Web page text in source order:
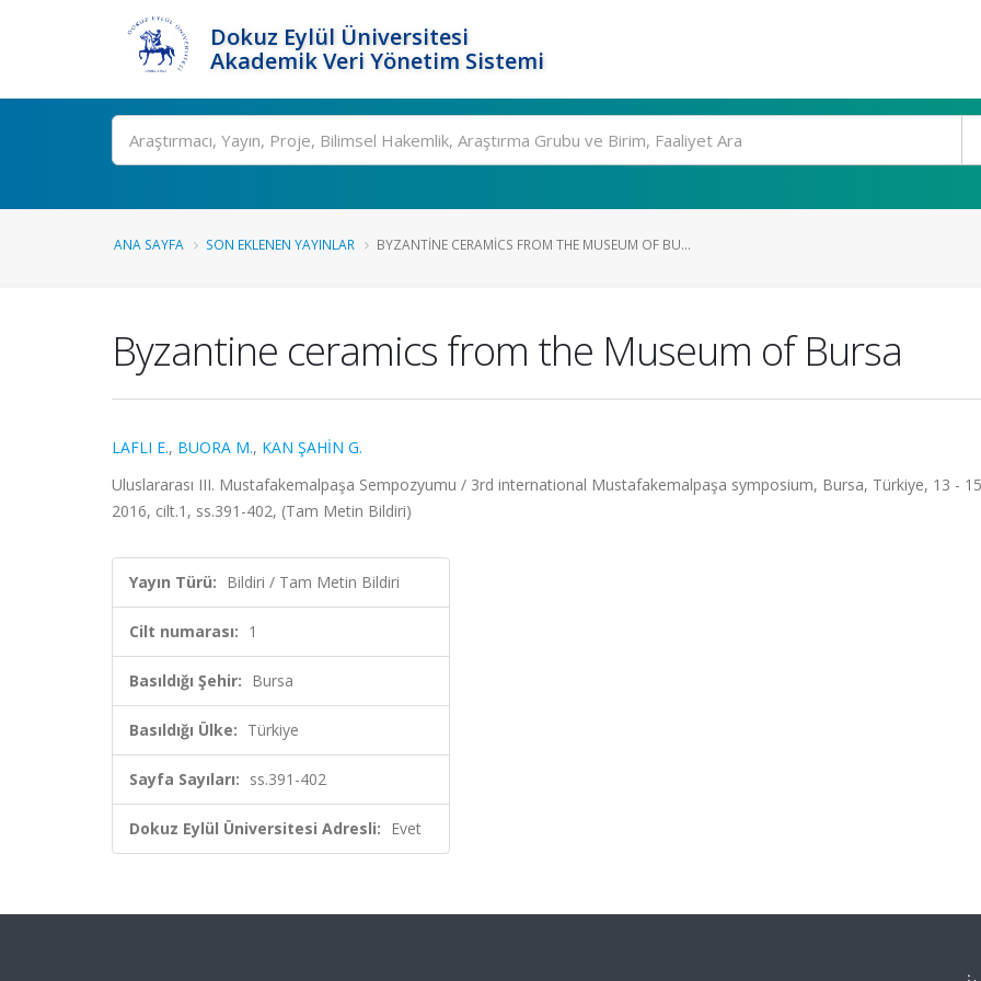
Dokuz Eylül Üniversitesi
Akademik Veri Yönetim Sistemi
Ara
ANA SAYFA SON EKLENEN YAYINLAR BYZANTINE CERAMICS FROM THE MUSEUM OF BU...
Byzantine ceramics from the Museum of Bursa
LAFLI E., BUORA M., KAN ŞAHİN G.
Uluslararası III. Mustafakemalpaşa Sempozyumu / 3rd international Mustafakemalpaşa symposium, Bursa, Türkiye, 13 - 15
2016, cilt.1, ss.391-402, (Tam Metin Bildiri)
Yayın Türü: Bildiri / Tam Metin Bildiri
Cilt numarası: 1
Basıldığı Şehir: Bursa
Basıldığı Ülke: Türkiye
Sayfa Sayıları: ss.391-402
Dokuz Eylül Üniversitesi Adresli: Evet